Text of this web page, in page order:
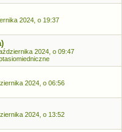
2024, o 19:37
2024, o 09:47
2024, o 06:56
2024, o 13:52